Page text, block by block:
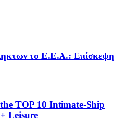
το Ε.Ε.Α.: Επίσκεψη
TOP 10 Intimate-Ship
Leisure